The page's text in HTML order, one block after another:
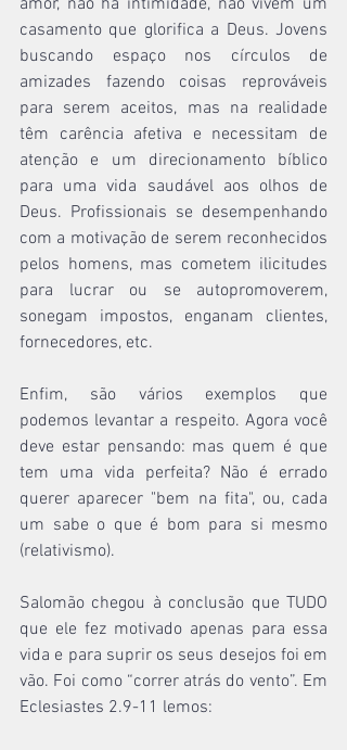
amor, não há intimidade, não vivem um
casamento que glorifica a Deus. Jovens
buscando espaço nos círculos de
amizades fazendo coisas reprováveis
para serem aceitos, mas na realidade
têm carência afetiva e necessitam de
atenção e um direcionamento bíblico
para uma vida saudável aos olhos de
Deus. Profissionais se desempenhando
com a motivação de serem reconhecidos
pelos homens, mas cometem ilicitudes
para lucrar ou se autopromoverem,
sonegam impostos, enganam clientes,
fornecedores, etc.
Enfim, são vários exemplos que
podemos levantar a respeito. Agora você
deve estar pensando: mas quem é que
tem uma vida perfeita? Não é errado
querer aparecer "bem na fita", ou, cada
um sabe o que é bom para si mesmo
(relativismo).
Salomão chegou à conclusão que TUDO
que ele fez motivado apenas para essa
vida e para suprir os seus desejos foi em
vão. Foi como “correr atrás do vento”. Em
Eclesiastes 2.9-11 lemos: